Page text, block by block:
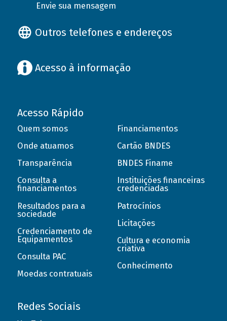
Envie sua mensagem
Outros telefones e endereços
Acesso à informação
Acesso Rápido
Quem somos
Onde atuamos
Transparência
Consulta a
financiamentos
Resultados para a
sociedade
Credenciamento de
Equipamentos
Consulta PAC
Moedas contratuais
Financiamentos
Cartão BNDES
BNDES Finame
Instituições financeiras
credenciadas
Patrocínios
Licitações
Cultura e economia
criativa
Conhecimento
Redes Sociais